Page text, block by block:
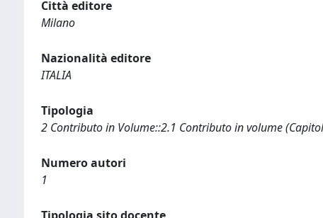
Città editore
Milano
Nazionalità editore
ITALIA
Tipologia
2 Contributo in Volume::2.1 Contributo in volume
Numero autori
1